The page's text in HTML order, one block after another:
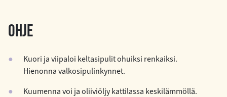
OHJE
Kuori ja viipaloi keltasipulit ohuiksi renkaiksi.
Hienonna valkosipulinkynnet.
Kuumenna voi ja oliiviöljy kattilassa keskilämmöllä.